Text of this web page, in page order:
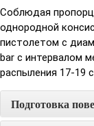
мокрую».
очистить,
Добавить в
Время
Соблюдая
однородной
пистолетом с
bar с интервалом
распыления 17-19
Подготовка